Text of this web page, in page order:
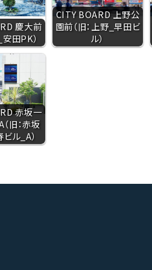
慶大前
安田PK）
CITY BOARD 上野公
園前（旧：上野_早田ビ
ル）
赤坂一
旧：赤坂
ル_A）